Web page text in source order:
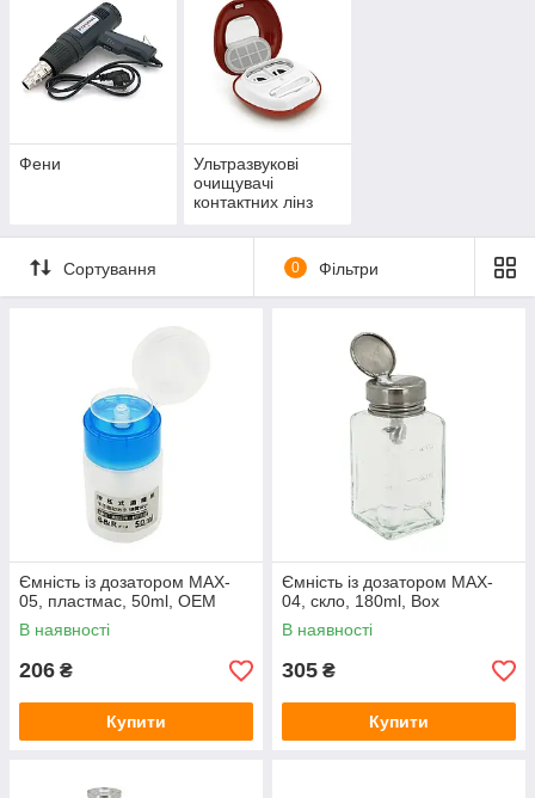
Фени
Ультразвукові
очищувачі
контактних лінз
Сортування 0 Фільтри
Ємність із дозатором MAX-
05, пластмас, 50ml, ОЕМ
В наявності
206 ₴
Купити
Ємність із дозатором MAX-
04, скло, 180ml, Box
В наявності
305 ₴
Купити